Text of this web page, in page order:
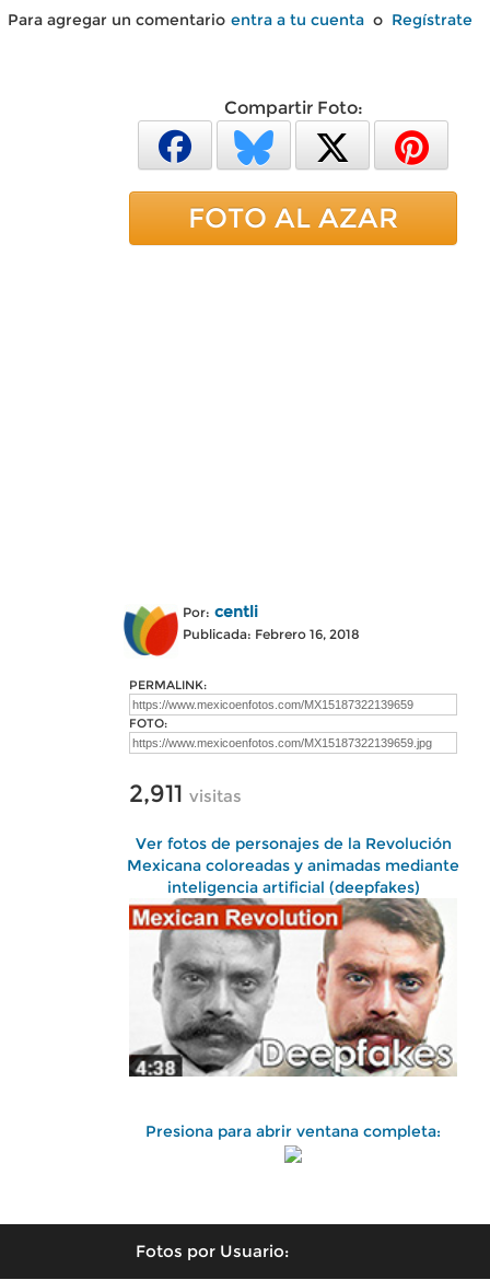
Para agregar un comentario entra a tu cuenta o Regístrate
Compartir Foto:
FOTO AL AZAR
Por: centli
Publicada: Febrero 16, 2018
PERMALINK:
FOTO:
2,911 visitas
Ver fotos de personajes de la Revolución
Mexicana coloreadas y animadas mediante
inteligencia artificial (deepfakes)
Presiona para abrir ventana completa:
Fotos por Usuario: